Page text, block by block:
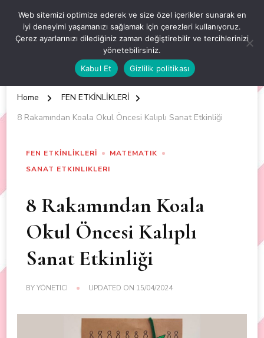
OKUL ÖNCESİ ETKİNLİKLER
EN YENİ VE ÖZGÜN OKUL ÖNCESİ ETKİNLİKLERİ
Home
FEN ETKİNLİKLERİ
8 Rakamından Koala Okul Öncesi Kalıplı Sanat Etkinliği
FEN ETKİNLİKLERİ
MATEMATIK
SANAT ETKINLIKLERI
8 Rakamından Koala
Okul Öncesi Kalıplı
Sanat Etkinliği
BYYÖNETICI UPDATED ON 15/04/2024
Web sitemizi optimize ederek ve size özel içerikler sunarak en
iyi deneyimi yaşamanızı sağlamak için çerezleri kullanıyoruz.
Çerez ayarlarınızı dilediğiniz zaman değiştirebilir ve tercihlerinizi
yönetebilirsiniz.
Kabul Et
Gizlilik politikası